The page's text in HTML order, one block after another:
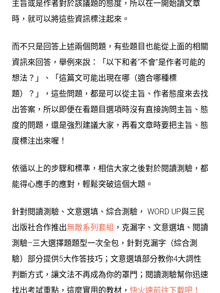
主旨或是作者對於該議題的態度，所以在一開始讀文章
時，就可以將這些資訊標注起來。
而不只是回答上述兩個問題，有些題目也能從上面的相關
資訊來回答，舉例來說：「以下和者“不會”是作者可能的
想法？」、「這篇文可能出現在哪（適合哪種標
題）？」，這些問題，都是可以從主旨、作者態度來去找
出答案，所以即便在看題目選項時沒有直接詢問主旨、態
度的問題，還是強烈建議大家，再看文章時要把主旨、態
度標注出來喔！
依循以上的步驟和標準，相信大家之後對於閱讀測驗，都
能得心應手的應對，輕鬆突破這個大題。
針對閱讀測驗、文意選填、綜合測驗， WORD UP與三民
出版社合作推出無敵系列套組 ，克漏字、文意選填、閱讀
測驗–三大選擇題題型一次全包，針對克漏字（綜合測
驗）部分提供5大作答技巧；文意選填部分教你4大詞性
判斷方式，讓文法不再成為你的罩門；閱讀測驗幫你迅速
找出考試重點，這麼實用的教材， 快火速前往下載吧！